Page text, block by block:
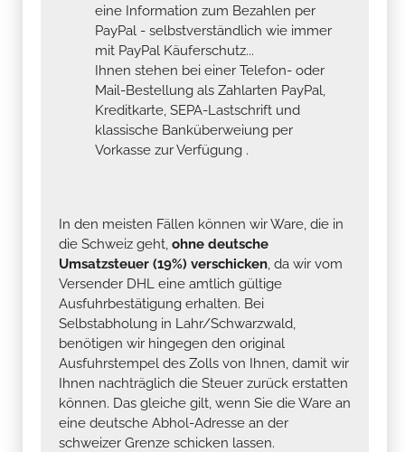
eine Information zum Bezahlen per
PayPal - selbstverständlich wie immer
mit PayPal Käuferschutz...
Ihnen stehen bei einer Telefon- oder
Mail-Bestellung als Zahlarten PayPal,
Kreditkarte, SEPA-Lastschrift und
klassische Banküberweiung per
Vorkasse zur Verfügung .
In den meisten Fällen können wir Ware, die in
die Schweiz geht, ohne deutsche
Umsatzsteuer (19%) verschicken, da wir vom
Versender DHL eine amtlich gültige
Ausfuhrbestätigung erhalten. Bei
Selbstabholung in Lahr/Schwarzwald,
benötigen wir hingegen den original
Ausfuhrstempel des Zolls von Ihnen, damit wir
Ihnen nachträglich die Steuer zurück erstatten
können. Das gleiche gilt, wenn Sie die Ware an
eine deutsche Abhol-Adresse an der
schweizer Grenze schicken lassen.